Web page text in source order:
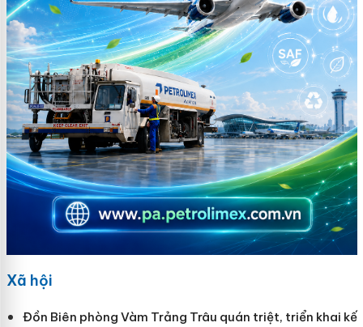
Xã hội
Đồn Biên phòng Vàm Trảng Trâu quán triệt, triển khai kế